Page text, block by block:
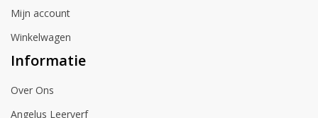
Mijn account
Winkelwagen
Informatie
Over Ons
Angelus Leerverf